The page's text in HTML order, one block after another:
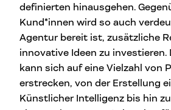
definierten hinausgehen.
Kund*innen wird so auch
Agentur bereit ist, zusätzliche
innovative Ideen zu investieren.
kann sich auf eine Vielzahl von
erstrecken, von der Erstellung
Künstlicher Intelligenz bis hin